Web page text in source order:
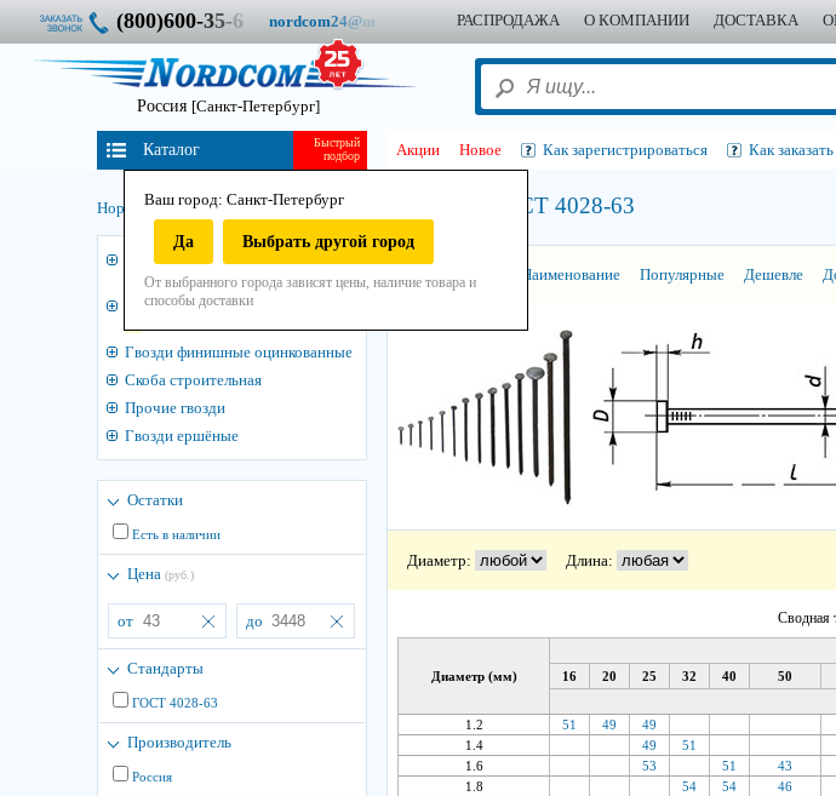
(800)600-35-6 nordcom24@m РАСПРОДАЖА О КОМПАНИИ ДОСТАВКА
Россия [Санкт-Петербург]
Ваш город: Санкт-Петербург
Да Выбрать другой город
От выбранного города зависят цены, наличие товара и
способы доставки
Быстрый
подбор
Каталог Акции Новое Как зарегистрироваться Как заказать
Нордком/Крепеж/Гвозди Гвозди строительные ГОСТ 4028-63
Гвозди винтовые чертёж 7811-
7335
Гвозди строительные ГОСТ 4028-
Гвозди финишные оцинкованные
Скоба строительная
Прочие гвозди
Гвозди ершёные
Остатки
Есть в наличии
Цена (руб.)
от до
Стандарты
ГОСТ 4028-63
Производитель
Россия
3
Наименование Популярные Дешевле
Диаметр: Длина:
Сводная
Диаметр (мм)
16
20 25 32 40 50
1.2
51 49
49
1.4
49
51
1.6
53 51
43
1.8
54 54
46